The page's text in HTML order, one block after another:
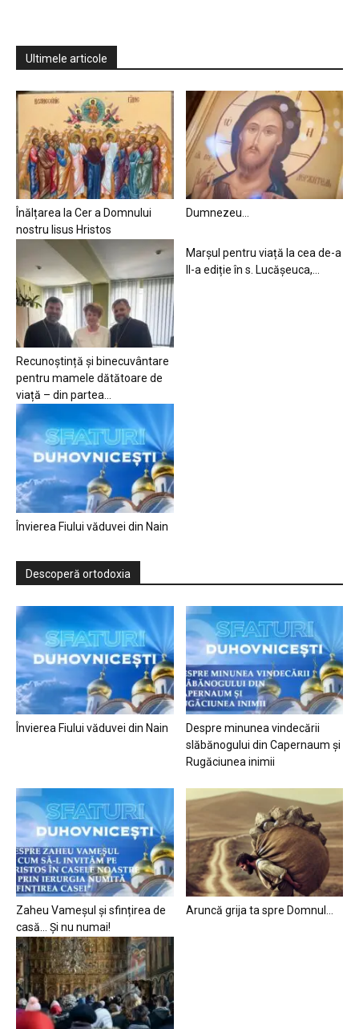
Ultimele articole
Înălțarea la Cer a Domnului
nostru Iisus Hristos
Dumnezeu…
Recunoștință și binecuvântare
pentru mamele dătătoare de
viață – din partea...
Marșul pentru viață la cea de-a
II-a ediție în s. Lucășeuca,...
Învierea Fiului văduvei din Nain
Descoperă ortodoxia
Învierea Fiului văduvei din Nain
Despre minunea vindecării
slăbănogului din Capernaum și
Rugăciunea inimii
Zaheu Vameșul și sfințirea de
casă… Și nu numai!
Aruncă grija ta spre Domnul…